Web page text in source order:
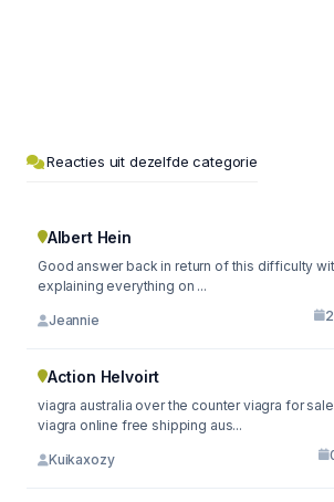
Reacties uit dezelfde categorie
Albert Hein
Good answer back in return of this difficulty with
explaining everything on ...
Jeannie
Action Helvoirt
viagra australia over the counter viagra for
viagra online free shipping aus...
Kuikaxozy